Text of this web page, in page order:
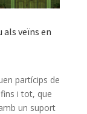
als veïns en
partícips de
i tot, que
un suport